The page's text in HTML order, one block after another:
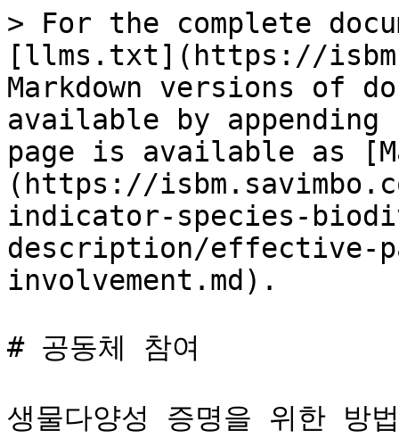
> For the complete
[llms.txt](https://
Markdown versions of
available by
page is available as
(https://
indicator-species-
description/effective-
involvement.md).
# 공동체 참여
생물다양성 증명을 위한 방